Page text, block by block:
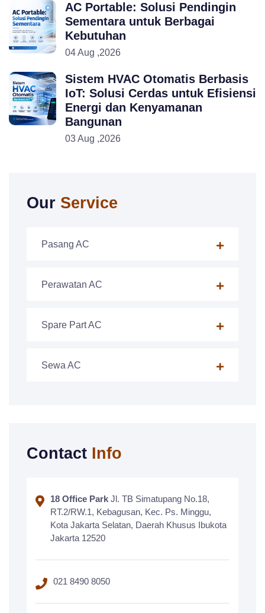
AC Portable: Solusi Pendingin
Sementara untuk Berbagai
Kebutuhan
04 Aug ,2026
Sistem HVAC Otomatis Berbasis
IoT: Solusi Cerdas untuk Efisiensi
Energi dan Kenyamanan
Bangunan
03 Aug ,2026
Our Service
Pasang AC
Perawatan AC
Spare Part AC
Sewa AC
Contact Info
18 Office Park Jl. TB Simatupang No.18,
RT.2/RW.1, Kebagusan, Kec. Ps. Minggu,
Kota Jakarta Selatan, Daerah Khusus Ibukota
Jakarta 12520
021 8490 8050